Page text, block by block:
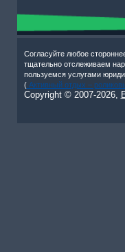
Согласуйте любое
тщательно отслеживаем
пользуемся услугами
(Активный отдых –
Copyright © 2007-2026,